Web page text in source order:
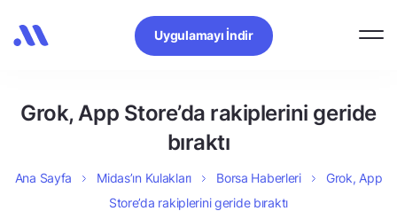
Uygulamayı İndir
Grok, App Store’da rakiplerini geride
bıraktı
Ana Sayfa Midas’ın Kulakları Borsa Haberleri
Grok, App
Store’da rakiplerini geride bıraktı